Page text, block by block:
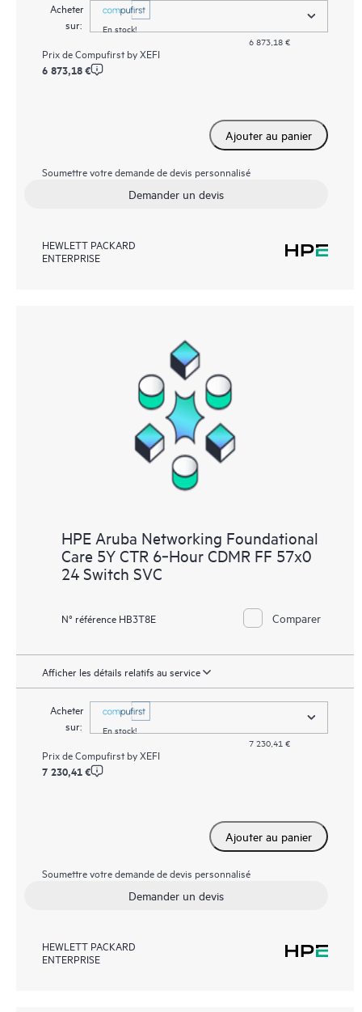
Acheter
sur:
En stock!
6 873,18 €
Prix deCompufirst by XEFI
6 873,18 €
Ajouter au panier
Soumettre votre demande de devis personnalisé
Demander un devis
HEWLETT PACKARD
ENTERPRISE
HPE Aruba Networking Foundational
Care 5Y CTR 6‑Hour CDMR FF 57x0
24 Switch SVC
N° référence HB3T8E Comparer
Afficher les détails relatifs au service
Acheter
sur:
En stock!
7 230,41 €
Prix deCompufirst by XEFI
7 230,41 €
Ajouter au panier
Soumettre votre demande de devis personnalisé
Demander un devis
HEWLETT PACKARD
ENTERPRISE